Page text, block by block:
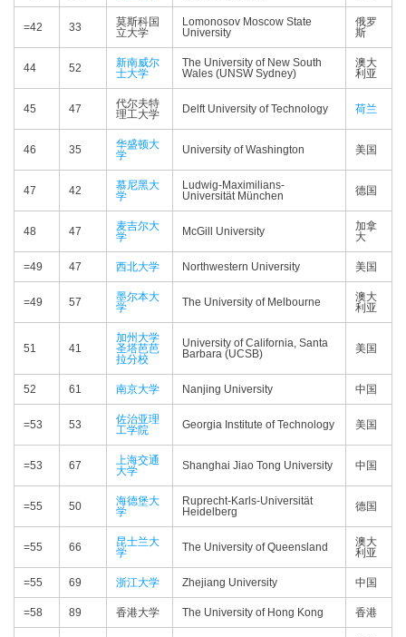
=42 33
莫斯科国
立大学
Lomonosov Moscow State
University
俄罗
斯
44 52
新南威尔
士大学
The University of New South
Wales (UNSW Sydney)
澳大
利亚
45 47
代尔夫特
理工大学
Delft University of Technology 荷兰
46 35
华盛顿大
学
University of Washington 美国
47 42
慕尼黑大
学
Ludwig-Maximilians-
Universität München
德国
48 47
麦吉尔大
学
McGill University
加拿
大
=49 47 西北大学 Northwestern University 美国
=49 57
墨尔本大
学
The University of Melbourne
澳大
利亚
51 41
加州大学
圣塔芭芭
拉分校
University of California, Santa
Barbara (UCSB)
美国
52 61 南京大学 Nanjing University 中国
=53 53
佐治亚理
工学院
Georgia Institute of Technology 美国
=53 67
上海交通
大学
Shanghai Jiao Tong University 中国
=55 50
海德堡大
学
Ruprecht-Karls-Universität
Heidelberg
德国
=55 66
昆士兰大
学
The University of Queensland
澳大
利亚
=55 69 浙江大学 Zhejiang University 中国
=58 89 香港大学 The University of Hong Kong 香港